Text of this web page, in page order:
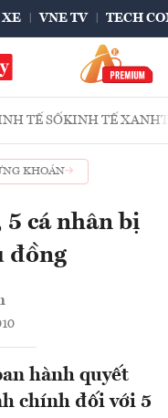
XE VNE TV TECH
TẾ SỐKINH TẾ XANH
KHOÁN
5 cá nhân bị
đồng
hành quyết
chính đối với 5